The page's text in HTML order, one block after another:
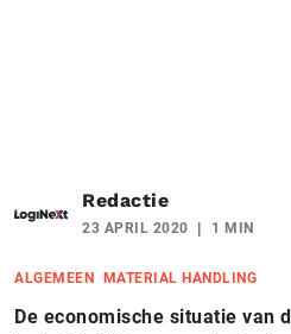
Redactie
23 APRIL 2020 1 MIN
ALGEMEEN MATERIAL HANDLING
De economische situatie van